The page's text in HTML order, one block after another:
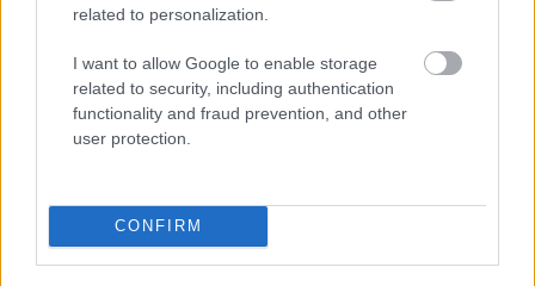
related to personalization.
I want to allow Google to enable storage
related to security, including authentication
functionality and fraud prevention, and other
user protection.
CONFIRM
FONTOS ÜZENET A HŐSÉGRIADÓ IDEJÉRE: A GYŐR
APPLIKÁCIÓ LETÖLTÉSÉRE BIZTATJA A
LAKOSSÁGOT KÓSA ROLAND